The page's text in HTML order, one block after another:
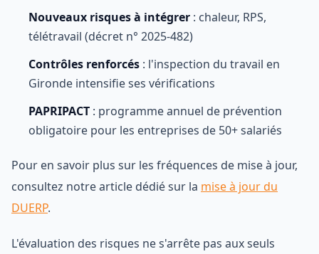
Nouveaux risques à intégrer : chaleur, RPS,
télétravail (décret n° 2025-482)
Contrôles renforcés : l'inspection du travail en
Gironde intensifie ses vérifications
PAPRIPACT : programme annuel de prévention
obligatoire pour les entreprises de 50+ salariés
Pour en savoir plus sur les fréquences de mise à jour,
consultez notre article dédié sur la mise à jour du
DUERP.
L'évaluation des risques ne s'arrête pas aux seuls